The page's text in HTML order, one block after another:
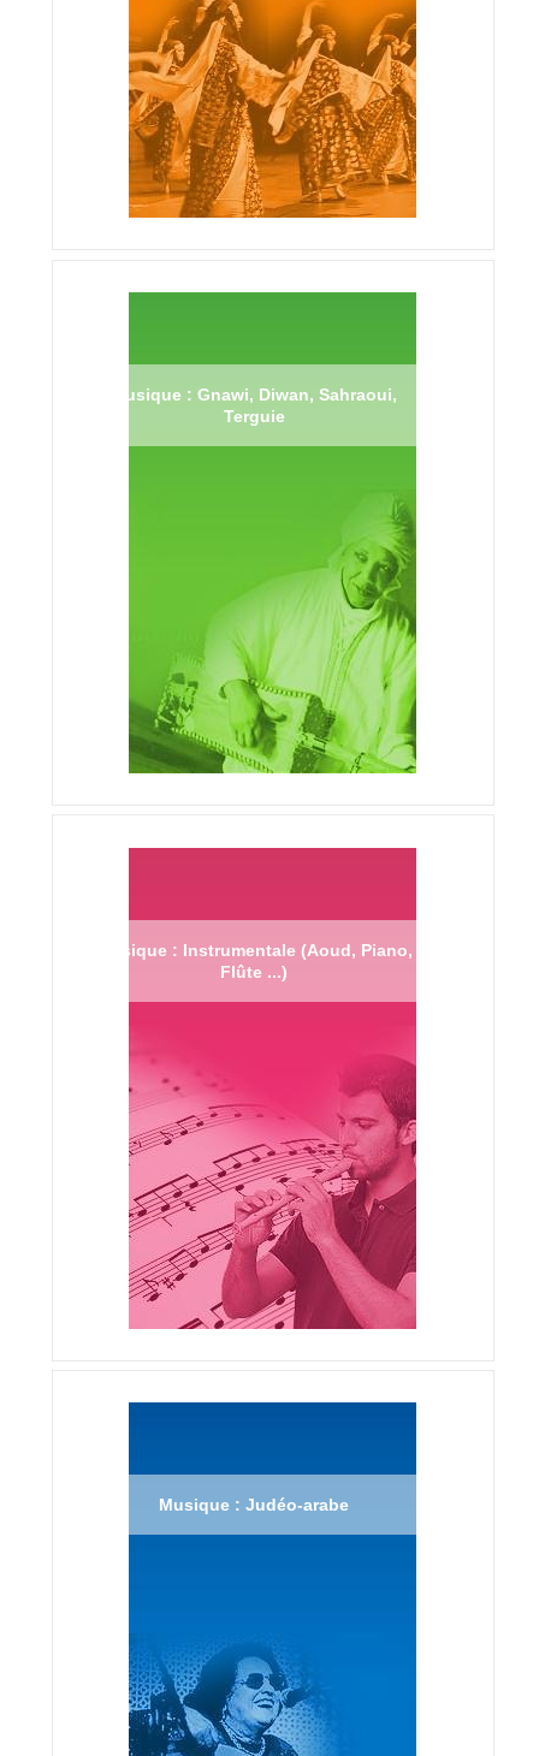
Musique : Gnawi, Diwan, Sahraoui,
Terguie
Musique : Instrumentale (Aoud, Piano,
Flûte ...)
Musique : Judéo-arabe